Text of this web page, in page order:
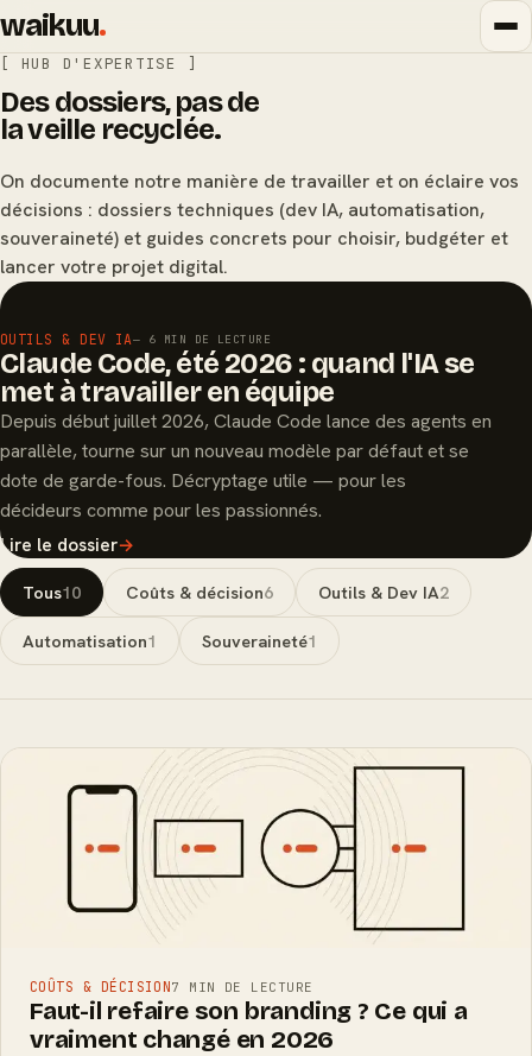
waikuu.
[ HUB D'EXPERTISE ]
Des dossiers, pas de
la veille recyclée.
On documente notre manière de travailler et on éclaire vos
décisions : dossiers techniques (dev IA, automatisation,
souveraineté) et guides concrets pour choisir, budgéter et
lancer votre projet digital.
OUTILS & DEV IA— 6 MIN DE LECTURE
Claude Code, été 2026 : quand l'IA se
met à travailler en équipe
Depuis début juillet 2026, Claude Code lance des agents en
parallèle, tourne sur un nouveau modèle par défaut et se
dote de garde-fous. Décryptage utile — pour les
décideurs comme pour les passionnés.
Lire le dossier→
Tous10 Coûts & décision6 Outils & Dev IA2
Automatisation1 Souveraineté1
COÛTS & DÉCISION7 MIN DE LECTURE
Faut-il refaire son branding ? Ce qui a
vraiment changé en 2026